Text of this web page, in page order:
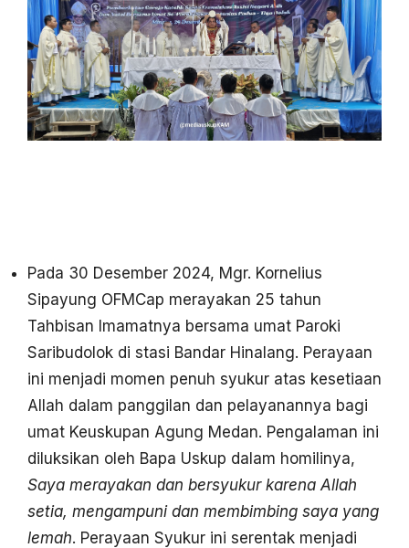
Pada 30 Desember 2024, Mgr. Kornelius
Sipayung OFMCap merayakan 25 tahun
Tahbisan Imamatnya bersama umat Paroki
Saribudolok di stasi Bandar Hinalang. Perayaan
ini menjadi momen penuh syukur atas kesetiaan
Allah dalam panggilan dan pelayanannya bagi
umat Keuskupan Agung Medan. Pengalaman ini
diluksikan oleh Bapa Uskup dalam homilinya,
Saya merayakan dan bersyukur karena Allah
setia, mengampuni dan membimbing saya yang
lemah. Perayaan Syukur ini serentak menjadi